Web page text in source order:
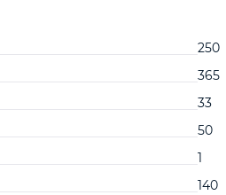
250
365
33
50
1
140